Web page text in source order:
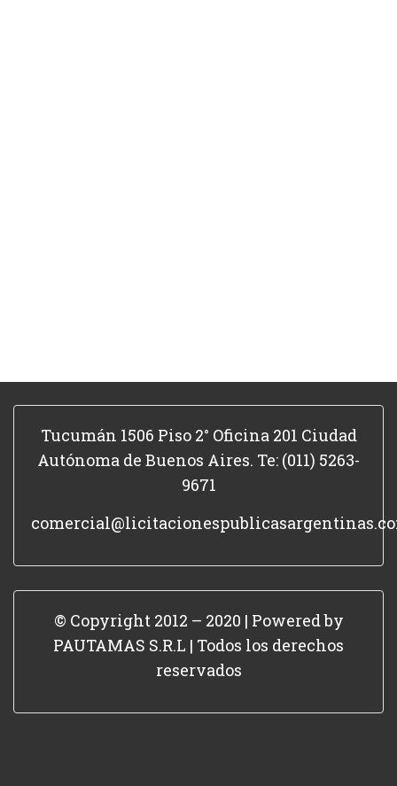
Tucumán 1506 Piso 2° Oficina 201 Ciudad
Autónoma de Buenos Aires. Te: (011) 5263-
9671
© Copyright 2012 – 2020 | Powered by
PAUTAMAS S.R.L | Todos los derechos
reservados